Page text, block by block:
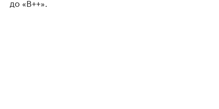
до «В++».